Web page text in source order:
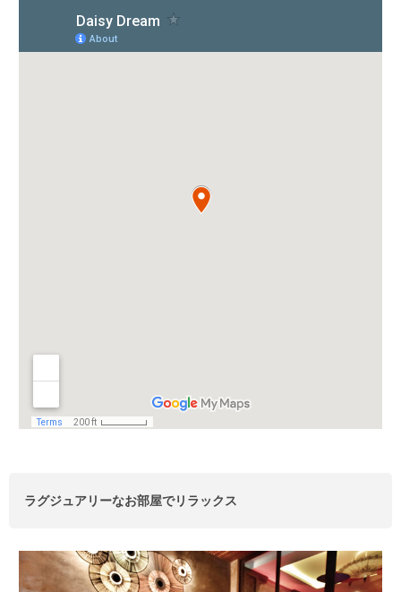
ラグジュアリーなお部屋でリラックス